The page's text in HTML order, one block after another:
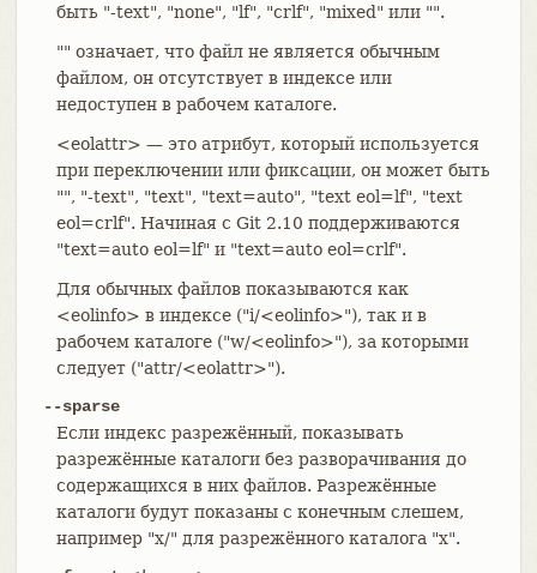
быть "-text", "none", "lf", "crlf", "mixed" или "".
"" означает, что файл не является обычным
файлом, он отсутствует в индексе или
недоступен в рабочем каталоге.
<eolattr> — это атрибут, который используется
при переключении или фиксации, он может быть
"", "-text", "text", "text=auto", "text eol=lf", "text
eol=crlf". Начиная с Git 2.10 поддерживаются
"text=auto eol=lf" и "text=auto eol=crlf".
Для обычных файлов показываются как
<eolinfo> в индексе ("i/<eolinfo>"), так и в
рабочем каталоге ("w/<eolinfo>"), за которыми
следует ("attr/<eolattr>").
--sparse
Если индекс разрежённый, показывать
разрежённые каталоги без разворачивания до
содержащихся в них файлов. Разрежённые
каталоги будут показаны с конечным слешем,
например "x/" для разрежённого каталога "x".